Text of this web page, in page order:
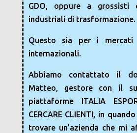
GDO, oppure a grossisti
industriali di trasformazione.
Questo sia per i mercati
internazionali.
Abbiamo contattato il
Matteo, gestore con il
piattaforme ITALIA
CERCARE CLIENTI, in
trovare un’azienda che mi